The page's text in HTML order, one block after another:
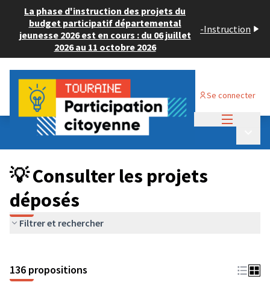
La phase d'instruction des projets du
budget participatif départemental
jeunesse 2026 est en cours : du 06 juillet
2026 au 11 octobre 2026
-Instruction
Se connecter
Budget Participatif JEUNESSE 2024
💡 Consulter les projets déposés
💡 Consulter les projets
déposés
Filtrer et rechercher
136 propositions